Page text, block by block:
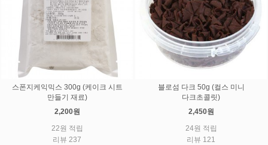
스폰지케익믹스 300g (케이크 시트
만들기 재료)
2,200원
22원 적립
리뷰 237
블로섬 다크 50g (컬스 미니
다크초콜릿)
2,450원
24원 적립
리뷰 121